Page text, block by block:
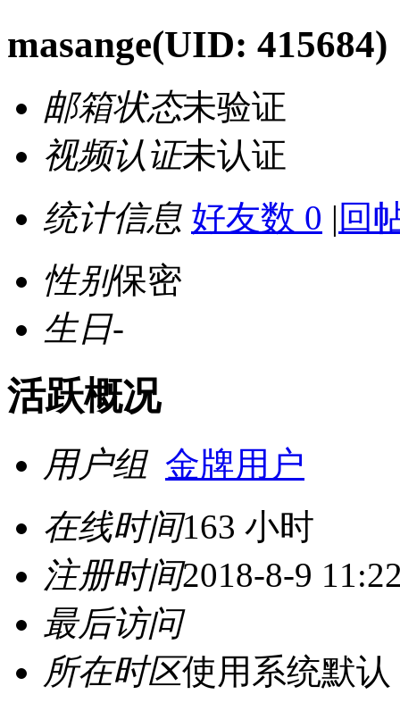
masange(UID: 415684)
邮箱状态未验证
视频认证未认证
统计信息 好友数 0 | 回
性别保密
生日-
活跃概况
用户组 金牌用户
在线时间163 小时
注册时间2018-8-9
最后访问
所在时区使用系统默认